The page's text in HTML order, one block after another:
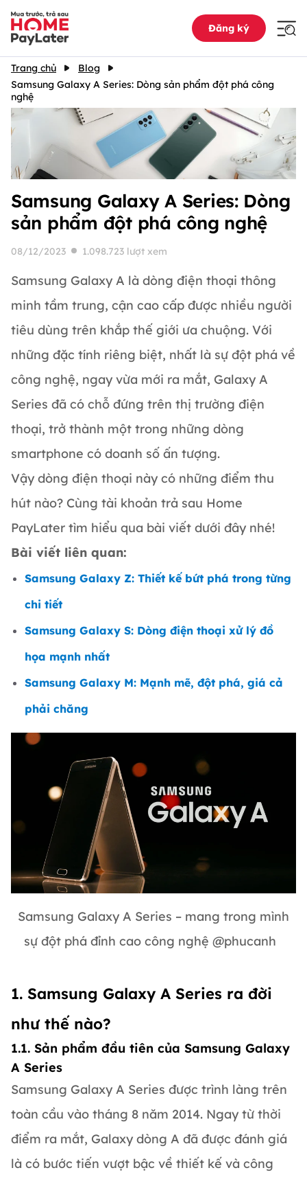
Đăng ký
Trang chủ
Blog
Samsung Galaxy A Series: Dòng sản phẩm đột phá công
nghệ
Samsung Galaxy A Series: Dòng
sản phẩm đột phá công nghệ
08/12/2023 1.098.723 lượt xem
Samsung Galaxy A là dòng điện thoại thông
minh tầm trung, cận cao cấp được nhiều người
tiêu dùng trên khắp thế giới ưa chuộng. Với
những đặc tính riêng biệt, nhất là sự đột phá về
công nghệ, ngay vừa mới ra mắt, Galaxy A
Series đã có chỗ đứng trên thị trường điện
thoại, trở thành một trong những dòng
smartphone có doanh số ấn tượng.
Vậy dòng điện thoại này có những điểm thu
hút nào? Cùng tài khoản trả sau Home
PayLater tìm hiểu qua bài viết dưới đây nhé!
Bài viết liên quan:
Samsung Galaxy Z: Thiết kế bứt phá trong từng
chi tiết
Samsung Galaxy S: Dòng điện thoại xử lý đồ
họa mạnh nhất
Samsung Galaxy M: Mạnh mẽ, đột phá, giá cả
phải chăng
Samsung Galaxy A Series – mang trong mình
sự đột phá đỉnh cao công nghệ @phucanh
1. Samsung Galaxy A Series ra đời
như thế nào?
1.1. Sản phẩm đầu tiên của Samsung Galaxy
A Series
Samsung Galaxy A Series được trình làng trên
toàn cầu vào tháng 8 năm 2014. Ngay từ thời
điểm ra mắt, Galaxy dòng A đã được đánh giá
là có bước tiến vượt bậc về thiết kế và công